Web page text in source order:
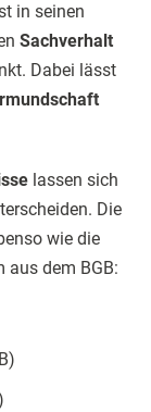
in seinen
Sachverhalt
Dabei lässt
lassen sich
Die
wie die
aus dem BGB: